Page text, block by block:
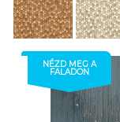
NÉZD MEG A
FALADON